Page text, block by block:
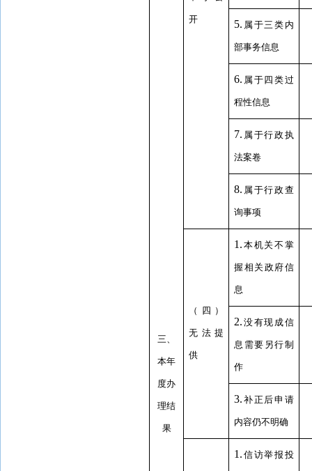
三、
本年
度办
理结
果
开 5. 属于三类内
部事务信息
6. 属于四类过
程性信息
7. 属于行政执
法案卷
8. 属于行政查
询事项
（四）
无法提
供
1. 本机关不掌
握相关政府信
息
2. 没有现成信
息需要另行制
作
3. 补正后申请
内容仍不明确
1. 信访举报投